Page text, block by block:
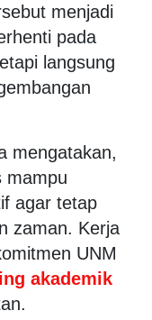
menjadi
pada
langsung
mengatakan,
mampu
agar tetap
zaman. Kerja
UNM
akademik